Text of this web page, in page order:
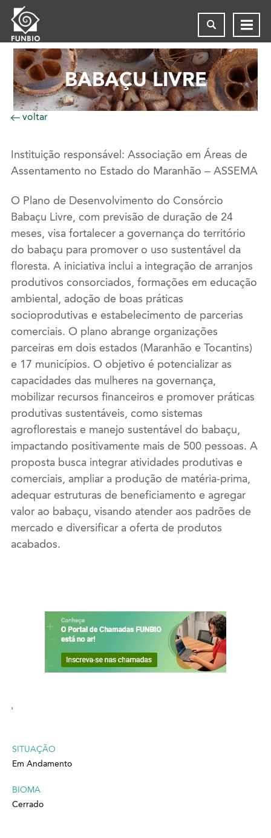
BABAÇU LIVRE
voltar
Instituição responsável: Associação em Áreas de
Assentamento no Estado do Maranhão – ASSEMA
O Plano de Desenvolvimento do Consórcio
Babaçu Livre, com previsão de duração de 24
meses, visa fortalecer a governança do território
do babaçu para promover o uso sustentável da
floresta. A iniciativa inclui a integração de arranjos
produtivos consorciados, formações em educação
ambiental, adoção de boas práticas
socioprodutivas e estabelecimento de parcerias
comerciais. O plano abrange organizações
parceiras em dois estados (Maranhão e Tocantins)
e 17 municípios. O objetivo é potencializar as
capacidades das mulheres na governança,
mobilizar recursos financeiros e promover práticas
produtivas sustentáveis, como sistemas
agroflorestais e manejo sustentável do babaçu,
impactando positivamente mais de 500 pessoas. A
proposta busca integrar atividades produtivas e
comerciais, ampliar a produção de matéria-prima,
adequar estruturas de beneficiamento e agregar
valor ao babaçu, visando atender aos padrões de
mercado e diversificar a oferta de produtos
acabados.
'
SITUAÇÃO
Em Andamento
BIOMA
Cerrado